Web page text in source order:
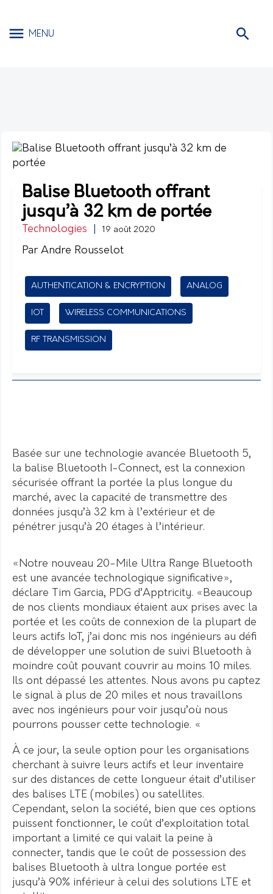
MENU
Balise Bluetooth offrant
jusqu’à 32 km de portée
Technologies 19 août 2020
Par Andre Rousselot
AUTHENTICATION & ENCRYPTION ANALOG
IOT WIRELESS COMMUNICATIONS
RF TRANSMISSION
Basée sur une technologie avancée Bluetooth 5,
la balise Bluetooth I-Connect, est la connexion
sécurisée offrant la portée la plus longue du
marché, avec la capacité de transmettre des
données jusqu’à 32 km à l’extérieur et de
pénétrer jusqu’à 20 étages à l’intérieur.
«Notre nouveau 20-Mile Ultra Range Bluetooth
est une avancée technologique significative»,
déclare Tim Garcia, PDG d’Apptricity. «Beaucoup
de nos clients mondiaux étaient aux prises avec la
portée et les coûts de connexion de la plupart de
leurs actifs IoT, j’ai donc mis nos ingénieurs au défi
de développer une solution de suivi Bluetooth à
moindre coût pouvant couvrir au moins 10 miles.
Ils ont dépassé les attentes. Nous avons pu captez
le signal à plus de 20 miles et nous travaillons
avec nos ingénieurs pour voir jusqu’où nous
pourrons pousser cette technologie. «
À ce jour, la seule option pour les organisations
cherchant à suivre leurs actifs et leur inventaire
sur des distances de cette longueur était d’utiliser
des balises LTE (mobiles) ou satellites.
Cependant, selon la société, bien que ces options
puissent fonctionner, le coût d’exploitation total
important a limité ce qui valait la peine à
connecter, tandis que le coût de possession des
balises Bluetooth à ultra longue portée est
jusqu’à 90% inférieur à celui des solutions LTE et